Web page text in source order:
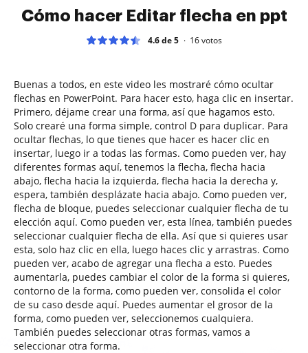
Cómo hacer Editar flecha en ppt
4.6 de 5 16votos
Buenas a todos, en este video les mostraré cómo ocultar
flechas en PowerPoint. Para hacer esto, haga clic en insertar.
Primero, déjame crear una forma, así que hagamos esto.
Solo crearé una forma simple, control D para duplicar. Para
ocultar flechas, lo que tienes que hacer es hacer clic en
insertar, luego ir a todas las formas. Como pueden ver, hay
diferentes formas aquí, tenemos la flecha, flecha hacia
abajo, flecha hacia la izquierda, flecha hacia la derecha y,
espera, también desplázate hacia abajo. Como pueden ver,
flecha de bloque, puedes seleccionar cualquier flecha de tu
elección aquí. Como pueden ver, esta línea, también puedes
seleccionar cualquier flecha de ella. Así que si quieres usar
esta, solo haz clic en ella, luego haces clic y arrastras. Como
pueden ver, acabo de agregar una flecha a esto. Puedes
aumentarla, puedes cambiar el color de la forma si quieres,
contorno de la forma, como pueden ver, consolida el color
de su caso desde aquí. Puedes aumentar el grosor de la
forma, como pueden ver, seleccionemos cualquiera.
También puedes seleccionar otras formas, vamos a
seleccionar otra forma.